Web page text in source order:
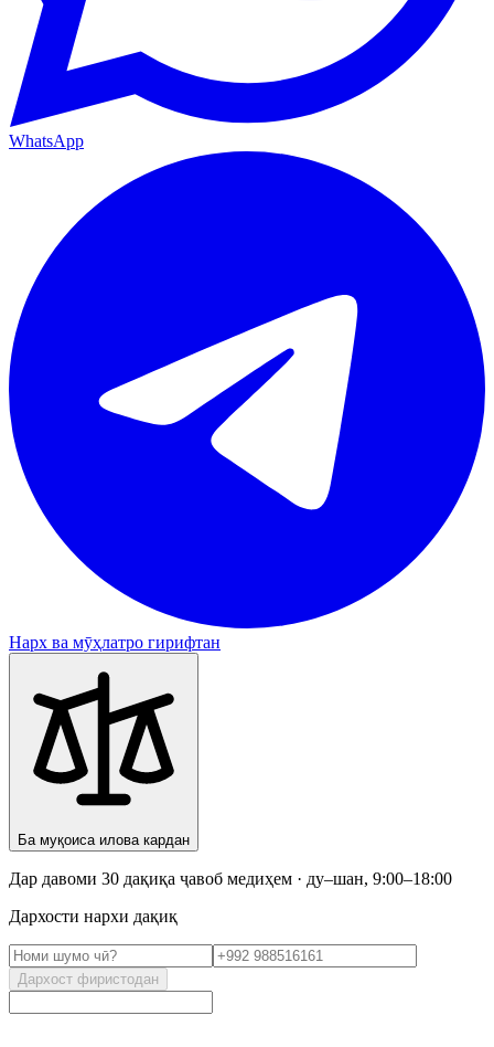
WhatsApp
Нарх ва мӯҳлатро гирифтан
Ба муқоиса илова кардан
Дар давоми 30 дақиқа ҷавоб медиҳем · ду–шан, 9:00–18:00
Дархости нархи дақиқ
Дархост фиристодан